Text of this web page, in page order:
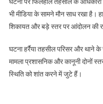
भी मीडिया के सामने मौन साध रखा है।
शिकायत और बड़े स्तर पर आंदोलन की
घटना हर्रैया तहसील परिसर और थाने
मामला प्रशासनिक और कानूनी दोनों
स्थिति को शांत करने में जुटे हैं।